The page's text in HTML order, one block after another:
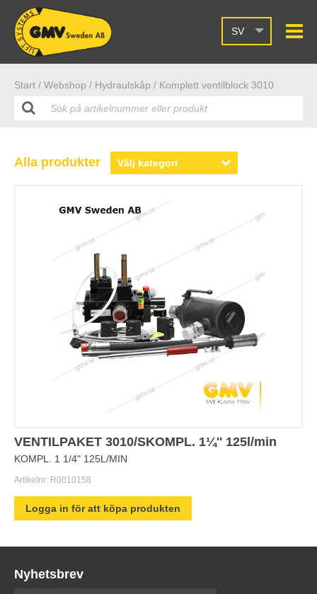
SV
Start / Webshop / Hydraulskåp / Komplett ventilblock 3010
Alla produkter
VENTILPAKET 3010/SKOMPL. 1¼'' 125l/min
KOMPL. 1 1/4" 125L/MIN
Artikelnr: R0010158
Logga in för att köpa produkten
Nyhetsbrev